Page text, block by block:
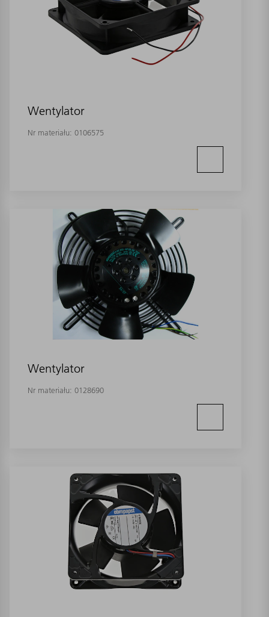
Wentylator
Nr materiału: 0106575
Wentylator
Nr materiału: 0128690